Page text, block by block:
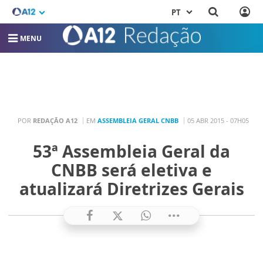
PT
MENU
POR REDAÇÃO A12 EM ASSEMBLEIA GERAL CNBB 05 ABR 2015 - 07H05
53ª Assembleia Geral da
CNBB será eletiva e
atualizará Diretrizes Gerais